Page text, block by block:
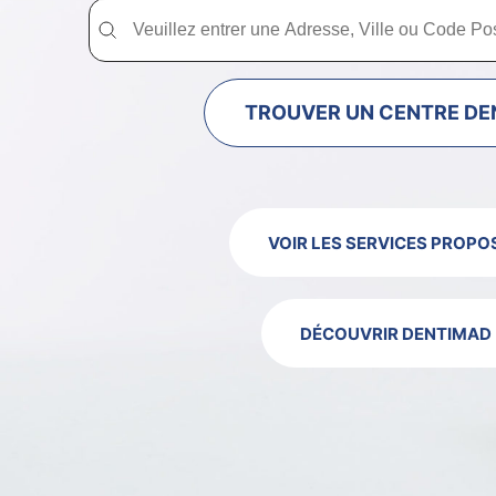
Trouver un centre dentaire Dentimad près
Trouver un centre dentaire Dentimad près de chez vous
TROUVER UN CENTRE
VOIR LES SERVICES
DÉCOUVRIR DENTIMAD